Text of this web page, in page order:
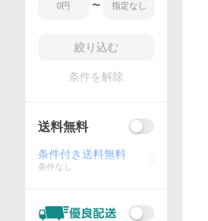
〜
絞り込む
条件を解除
送料無料
条件付き送料無料
条件なし